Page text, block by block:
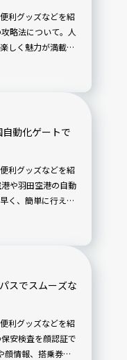
利グッズなどを紹
略法について。人
しく魅力が満載な
の空港と違うシス
動化ゲートで
利グッズなどを紹
や羽田空港の自動
く、簡単に行える
年末年始など、出
す。
スでスムーズな
利グッズなどを紹
安検査を顔認証で
顔情報、搭乗券な